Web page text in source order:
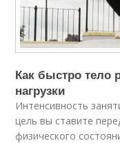
Как быстро тело
нагрузки
Интенсивность
цель вы ставите
физического